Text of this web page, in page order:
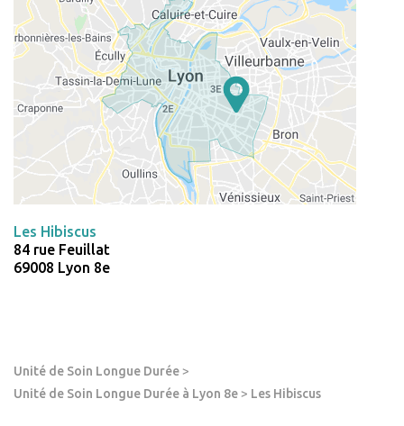
Unité de Soin Longue Durée >
Unité de Soin Longue Durée à Lyon 8e > Les Hibiscus
Les Hibiscus
84 rue Feuillat
69008 Lyon 8e